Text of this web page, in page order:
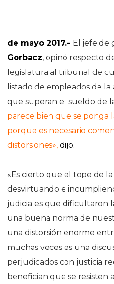
de mayo 2017.- El jefe de
Gorbacz, opinó respecto
legislatura al tribunal de
listado de empleados de
que superan el sueldo de
parece bien que se ponga
porque es necesario
distorsiones», dijo.
«Es cierto que el tope de
desvirtuando e
judiciales que dificultaron
una buena norma de
una distorsión enorme
muchas veces es una
perjudicados con justicia
benefician que se resisten